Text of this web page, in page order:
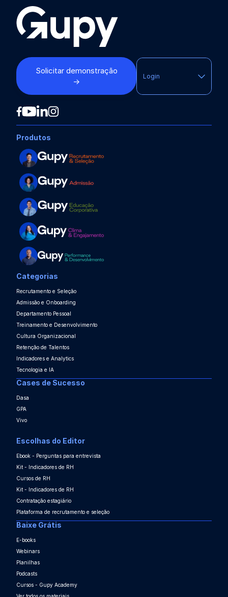
Solicitar demonstração
→
Login
Produtos
Categorias
Recrutamento e Seleção
Admissão e Onboarding
Departamento Pessoal
Treinamento e Desenvolvimento
Cultura Organizacional
Retenção de Talentos
Indicadores e Analytics
Tecnologia e IA
Cases de Sucesso
Dasa
GPA
Vivo
Escolhas do Editor
Ebook - Perguntas para entrevista
Kit - Indicadores de RH
Cursos de RH
Kit - Indicadores de RH
Contratação estagiário
Plataforma de recrutamento e seleção
Baixe Grátis
E-books
Webinars
Planilhas
Podcasts
Cursos - Gupy Academy